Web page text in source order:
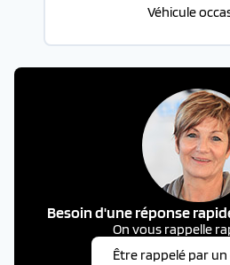
Véhicule
Besoin d'une réponse
On vous rappelle
Être rappelé par